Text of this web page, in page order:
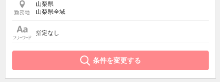
山梨県
山梨県全域
指定なし
条件を変更する